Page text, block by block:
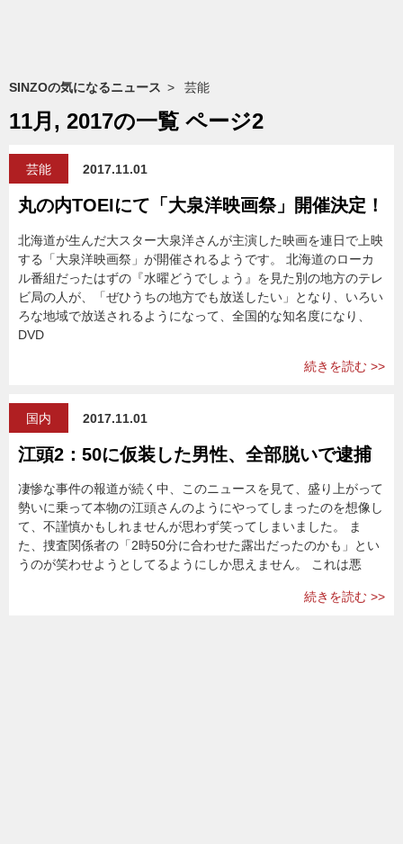
SINZOの気になるニュース 芸能
11月, 2017の一覧 ページ2
芸能 2017.11.01
丸の内TOEIにて「大泉洋映画祭」開催決定！
北海道が生んだ大スター大泉洋さんが主演した映画を連日で上映
する「大泉洋映画祭」が開催されるようです。 北海道のローカ
ル番組だったはずの『水曜どうでしょう』を見た別の地方のテレ
ビ局の人が、「ぜひうちの地方でも放送したい」となり、いろい
ろな地域で放送されるようになって、全国的な知名度になり、
DVD
続きを読む >>
国内 2017.11.01
江頭2：50に仮装した男性、全部脱いで逮捕
凄惨な事件の報道が続く中、このニュースを見て、盛り上がって
勢いに乗って本物の江頭さんのようにやってしまったのを想像し
て、不謹慎かもしれませんが思わず笑ってしまいました。 ま
た、捜査関係者の「2時50分に合わせた露出だったのかも」とい
うのが笑わせようとしてるようにしか思えません。 これは悪
続きを読む >>